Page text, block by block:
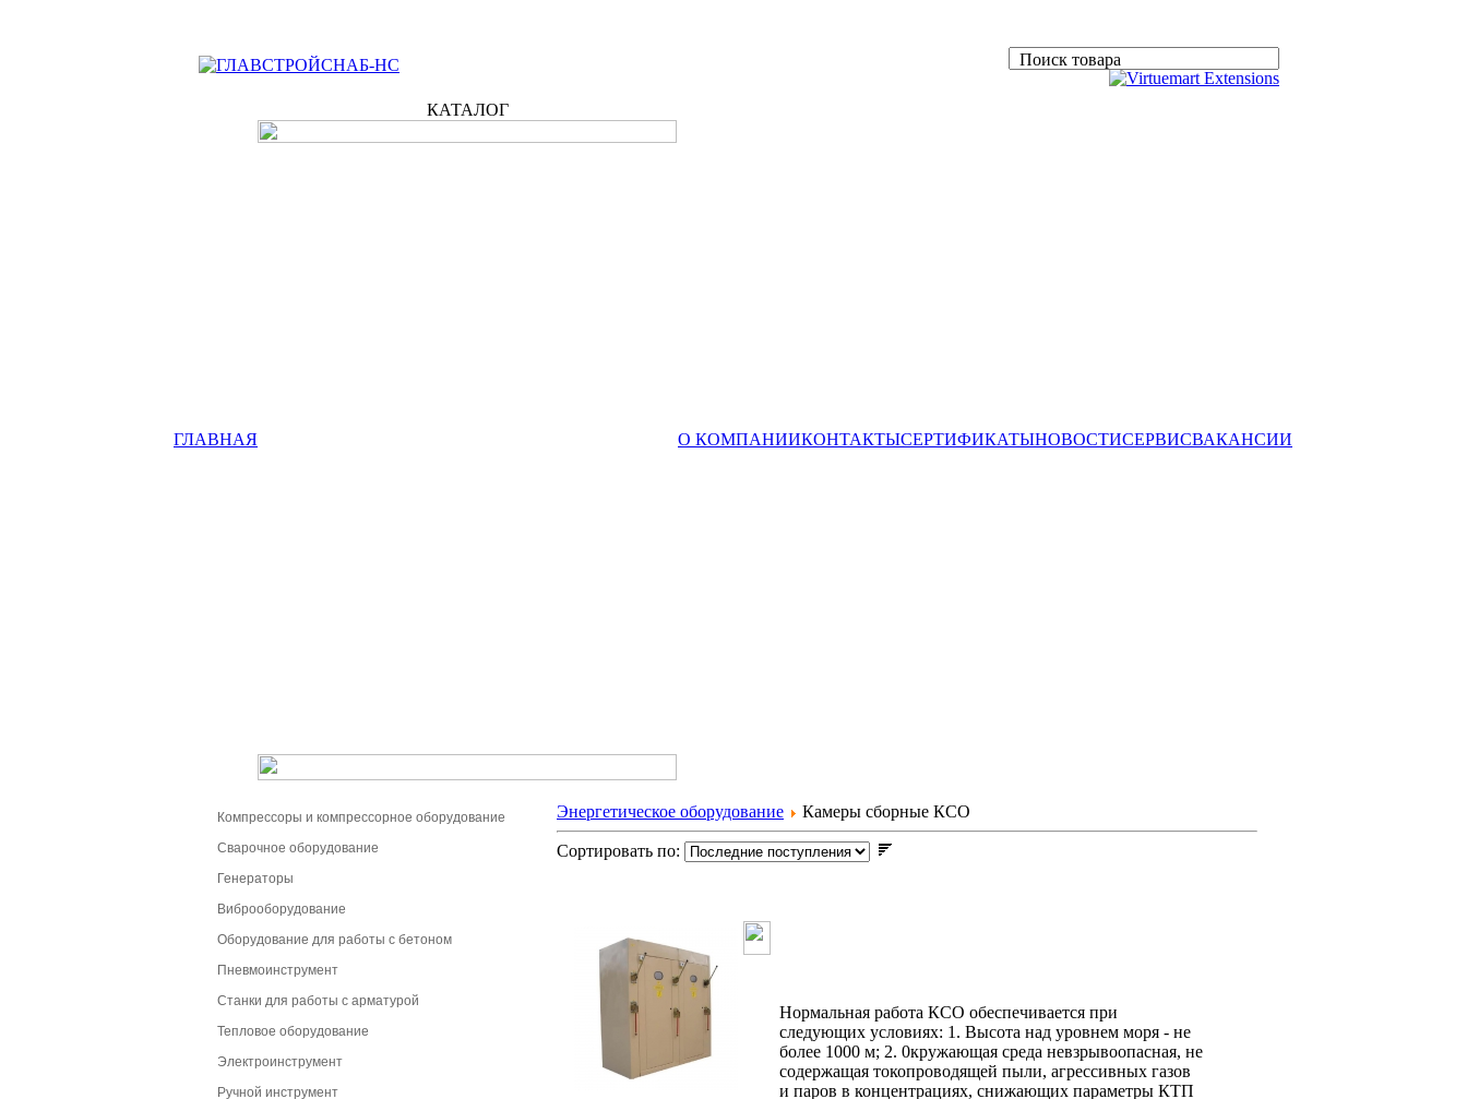
Поиск товара
ГЛАВНАЯ
КАТАЛОГ
О КОМПАНИИКОНТАКТЫСЕРТИФИКАТЫНОВОСТИСЕРВИСВАКАНСИИ
Компрессоры и компрессорное оборудование
Сварочное оборудование
Генераторы
Виброоборудование
Оборудование для работы с бетоном
Пневмоинструмент
Станки для работы с арматурой
Тепловое оборудование
Электроинструмент
Ручной инструмент
Энергетическое оборудование Камеры сборные КСО
Сортировать по:
Нормальная работа КСО обеспечивается при
следующих условиях: 1. Высота над уровнем моря - не
более 1000 м; 2. 0кружающая среда невзрывоопасная, не
содержащая токопроводящей пыли, агрессивных газов
и паров в концентрациях, снижающих параметры КТП